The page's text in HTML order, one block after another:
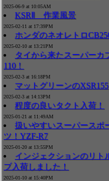
2025-06-9 at 10:05AM
KSRⅡ 作業風景
2025-02-11 at 17:39PM
ホンダのネオレトロ
2025-02-10 at 13:21PM
タイから来たスーパーカ
110！
2025-02-3 at 16:18PM
マットグリーンのXSR155
2025-02-3 at 14:13PM
程度の良いタクト入荷！
2025-01-21 at 11:49AM
扱いやすいスーパースポ
ツ！YZF-R7
2025-01-20 at 13:55PM
インジェクションのリト
ブ入荷しました！
2025-01-10 at 15:40PM